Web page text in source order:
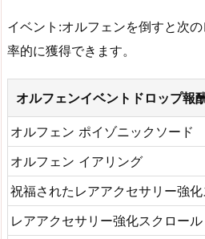
イベント:オルフェンを倒すと次
率的に獲得できます。
オルフェンイベントドロップ報
オルフェン ポイゾニックソード
オルフェン イアリング
祝福されたレアアクセサリー強
レアアクセサリー強化スクロール